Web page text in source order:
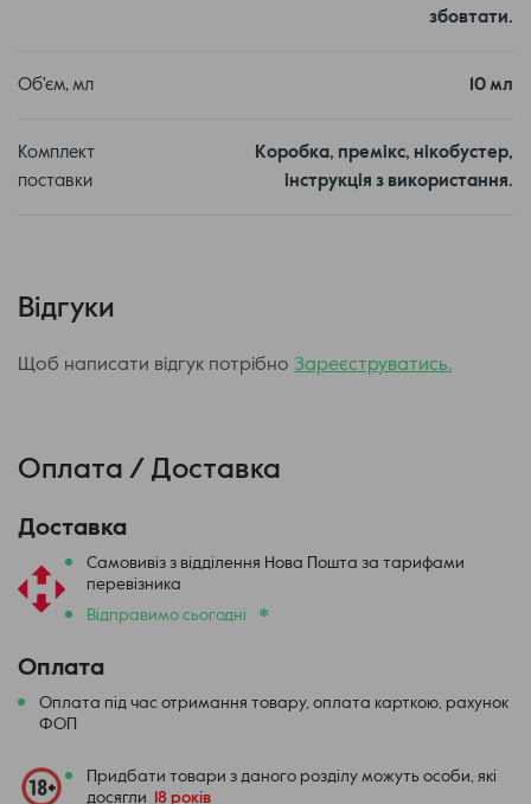
Щільно закрити кришку флакона і добре струсити.
дайте настоятися приблизно добу.
збовтати.
Об'єм, мл 10 мл
Комплект
поставки
Коробка, премікс, нікобустер,
інструкція з використання.
Відгуки
Щоб написати відгук потрібно Зареєструватись.
Оплата / Доставка
Доставка
Самовивіз з відділення Нова Пошта за тарифами
перевізника
Відправимо сьогодні
*
Оплата
Оплата під час отримання товару, оплата карткою, рахунок
ФОП
Придбати товари з даного розділу можуть особи, які
досягли
18 років